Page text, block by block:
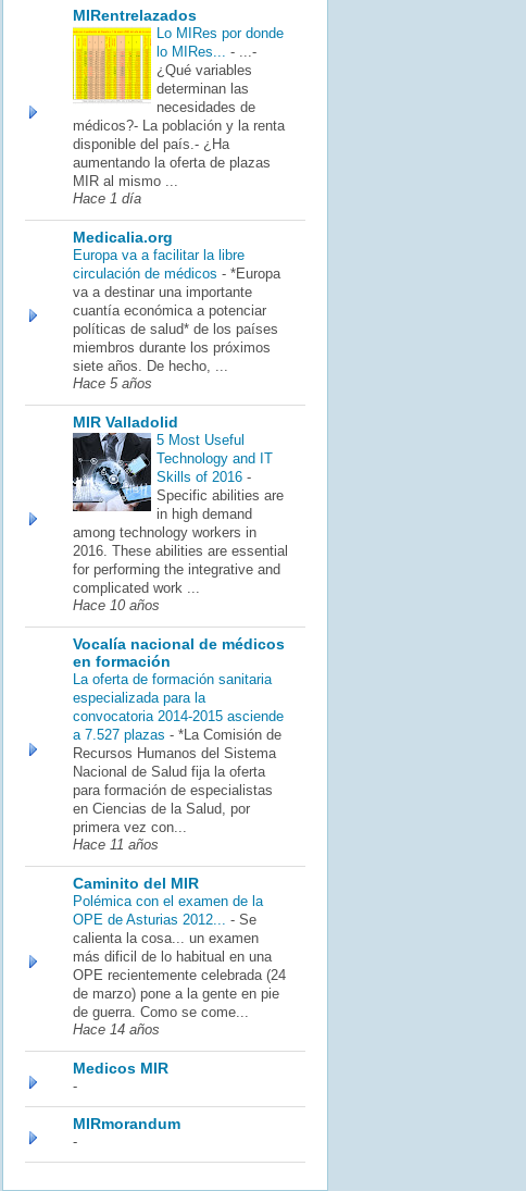
MIRentrelazados
Lo MIRes por donde
lo MIRes... - ...-
¿Qué variables
determinan las
necesidades de
médicos?- La población y la renta
disponible del país.- ¿Ha
aumentando la oferta de plazas
MIR al mismo ...
Hace 1 día
Medicalia.org
Europa va a facilitar la libre
circulación de médicos - *Europa
va a destinar una importante
cuantía económica a potenciar
políticas de salud* de los países
miembros durante los próximos
siete años. De hecho, ...
Hace 5 años
MIR Valladolid
5 Most Useful
Technology and IT
Skills of 2016 -
Specific abilities are
in high demand
among technology workers in
2016. These abilities are essential
for performing the integrative and
complicated work ...
Hace 10 años
Vocalía nacional de médicos
en formación
La oferta de formación sanitaria
especializada para la
convocatoria 2014-2015 asciende
a 7.527 plazas - *La Comisión de
Recursos Humanos del Sistema
Nacional de Salud fija la oferta
para formación de especialistas
en Ciencias de la Salud, por
primera vez con...
Hace 11 años
Caminito del MIR
Polémica con el examen de la
OPE de Asturias 2012... - Se
calienta la cosa... un examen
más dificil de lo habitual en una
OPE recientemente celebrada (24
de marzo) pone a la gente en pie
de guerra. Como se come...
Hace 14 años
Medicos MIR
-
MIRmorandum
-